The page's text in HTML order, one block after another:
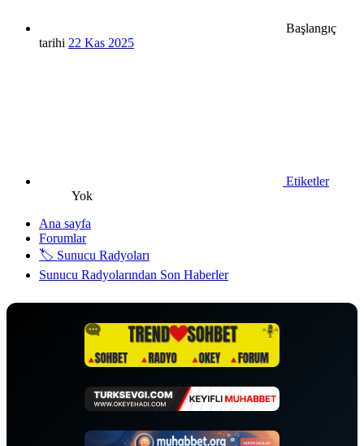
Başlangıç
tarihi 22 Kas 2025
Etiketler
Yok
Ana sayfa
Forumlar
🏷️ Sunucu Radyoları
Sunucu Radyolarından Son Haberler